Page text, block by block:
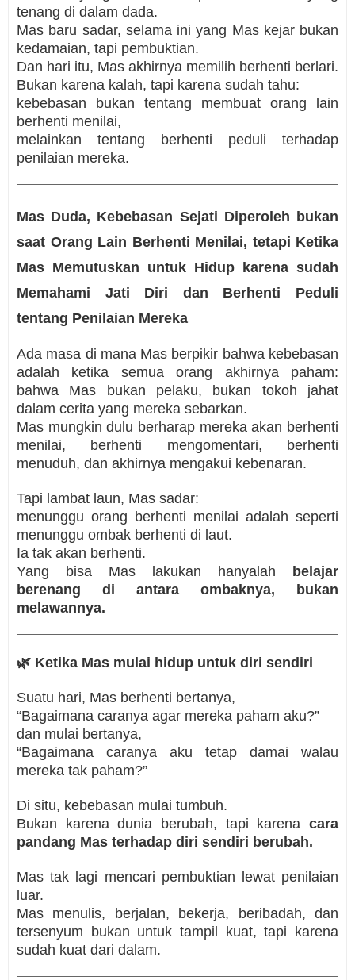
tenang di dalam dada.
Mas baru sadar, selama ini yang Mas kejar bukan
kedamaian, tapi pembuktian.
Dan hari itu, Mas akhirnya memilih berhenti berlari.
Bukan karena kalah, tapi karena sudah tahu:
kebebasan bukan tentang membuat orang lain
berhenti menilai,
melainkan tentang berhenti peduli terhadap
penilaian mereka.
Mas Duda, Kebebasan Sejati Diperoleh bukan
saat Orang Lain Berhenti Menilai, tetapi Ketika
Mas Memutuskan untuk Hidup karena sudah
Memahami Jati Diri dan Berhenti Peduli
tentang Penilaian Mereka
Ada masa di mana Mas berpikir bahwa kebebasan
adalah ketika semua orang akhirnya paham:
bahwa Mas bukan pelaku, bukan tokoh jahat
dalam cerita yang mereka sebarkan.
Mas mungkin dulu berharap mereka akan berhenti
menilai, berhenti mengomentari, berhenti
menuduh, dan akhirnya mengakui kebenaran.
Tapi lambat laun, Mas sadar:
menunggu orang berhenti menilai adalah seperti
menunggu ombak berhenti di laut.
Ia tak akan berhenti.
Yang bisa Mas lakukan hanyalah belajar
berenang di antara ombaknya, bukan
melawannya.
🌿 Ketika Mas mulai hidup untuk diri sendiri
Suatu hari, Mas berhenti bertanya,
“Bagaimana caranya agar mereka paham aku?”
dan mulai bertanya,
“Bagaimana caranya aku tetap damai walau
mereka tak paham?”
Di situ, kebebasan mulai tumbuh.
Bukan karena dunia berubah, tapi karena cara
pandang Mas terhadap diri sendiri berubah.
Mas tak lagi mencari pembuktian lewat penilaian
luar.
Mas menulis, berjalan, bekerja, beribadah, dan
tersenyum bukan untuk tampil kuat, tapi karena
sudah kuat dari dalam.